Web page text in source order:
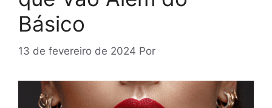
Básico
13 de fevereiro de 2024 Por